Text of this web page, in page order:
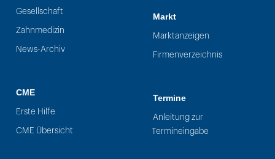
Gesellschaft
Zahnmedizin
News-Archiv
CME
Erste Hilfe
CME Übersicht
Markt
Marktanzeigen
Firmenverzeichnis
Termine
Anleitung zur
Termineingabe